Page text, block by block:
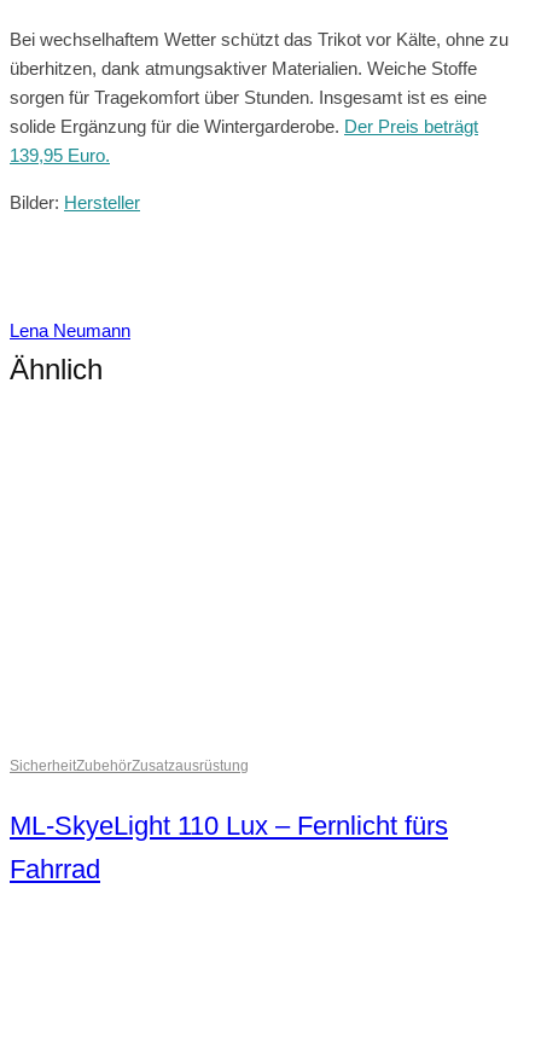
Bei wechselhaftem Wetter schützt das Trikot vor Kälte, ohne zu
überhitzen, dank atmungsaktiver Materialien. Weiche Stoffe
sorgen für Tragekomfort über Stunden. Insgesamt ist es eine
solide Ergänzung für die Wintergarderobe. Der Preis beträgt
139,95 Euro.
Bilder: Hersteller
Lena Neumann
Ähnlich
SicherheitZubehörZusatzausrüstung
ML-SkyeLight 110 Lux – Fernlicht fürs
Fahrrad